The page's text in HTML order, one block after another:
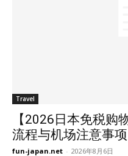
Travel
【2026日本免税购
流程与机场注意事项
fun-japan.net - 2026年8月6日